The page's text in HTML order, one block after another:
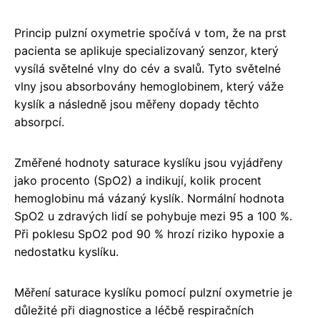
Princip pulzní oxymetrie spočívá v tom, že na prst
pacienta se aplikuje specializovaný senzor, který
vysílá světelné vlny do cév a svalů. Tyto světelné
vlny jsou absorbovány hemoglobinem, který váže
kyslík a následně jsou měřeny dopady těchto
absorpcí.
Změřené hodnoty saturace kyslíku jsou vyjádřeny
jako procento (SpO2) a indikují, kolik procent
hemoglobinu má vázaný kyslík. Normální hodnota
SpO2 u zdravých lidí se pohybuje mezi 95 a 100 %.
Při poklesu SpO2 pod 90 % hrozí riziko hypoxie a
nedostatku kyslíku.
Měření saturace kyslíku pomocí pulzní oxymetrie je
důležité při diagnostice a léčbě respiračních